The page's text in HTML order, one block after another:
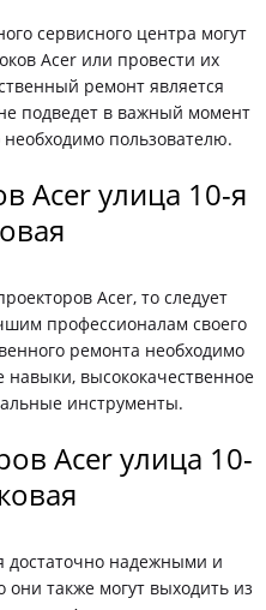
сервисного центра могут
Acer или провести их
ремонт является
подведет в важный момент
необходимо пользователю.
Acer улица 10-я
Acer, то следует
профессионалам своего
ремонта необходимо
высококачественное
инструменты.
Acer улица 10-
надежными и
также могут выходить из